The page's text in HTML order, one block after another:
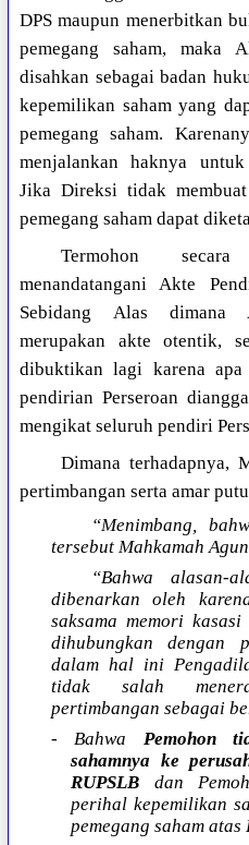
DPS maupun menerbitkan
pemegang saham, maka
disahkan sebagai badan
kepemilikan saham yang
pemegang saham.
menjalankan haknya untuk
Jika Direksi tidak
pemegang saham dapat
Termohon
menandatangani Akte
Sebidang Alas dimana
merupakan akte otentik,
dibuktikan lagi karena
pendirian Perseroan
mengikat seluruh pendiri
Dimana terhadapnya,
pertimbangan serta amar
“Menimbang,
tersebut Mahkamah
“Bahwa alasan-
dibenarkan oleh
saksama memori
dihubungkan dengan
dalam hal ini
tidak salah
pertimbangan sebagai
- Bahwa Pemohon
sahamnya ke
RUPSLB dan
perihal kepemilikan
pemegang saham atas